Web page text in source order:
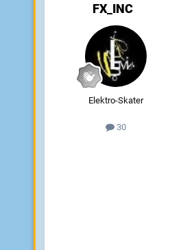
FX_INC
Elektro-Skater
30